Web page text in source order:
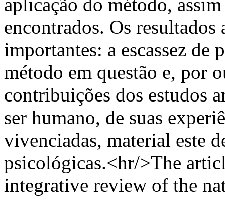
encontrados. Os resultados
importantes: a escassez
método em questão e, por
contribuições dos estudos
ser humano, de suas
vivenciadas, material este
psicológicas.<hr/>The
integrative review of the